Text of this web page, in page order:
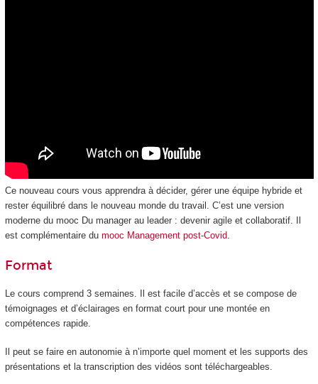
Ce nouveau cours vous apprendra à décider, gérer une équipe hybride et
rester équilibré dans le nouveau monde du travail. C’est une version
moderne du mooc Du manager au leader : devenir agile et collaboratif. Il
est complémentaire du mooc Management post-Covid
Format
Le cours comprend 3 semaines. Il est facile d’accès et se compose de
témoignages et d’éclairages en format court pour une montée en
compétences rapide.
Il peut se faire en autonomie à n’importe quel moment et les supports des
présentations et la transcription des vidéos sont téléchargeables.